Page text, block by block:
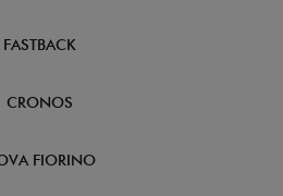
FASTBACK
CRONOS
FIORINO